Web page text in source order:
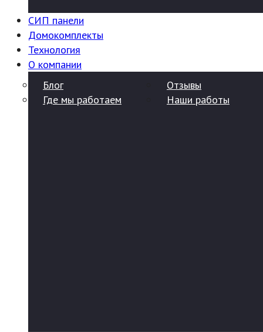
СИП панели
Домокомплекты
Технология
О компании
Блог
Где мы работаем
Отзывы
Наши работы